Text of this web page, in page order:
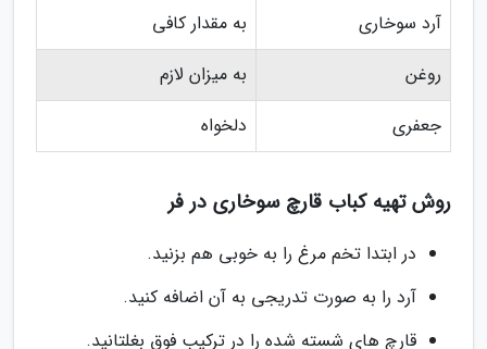
آرد سوخاری
به مقدار کافی
روغن
به میزان لازم
جعفری
دلخواه
روش تهیه کباب قارچ سوخاری در فر
در ابتدا تخم مرغ را به خوبی هم بزنید.
آرد را به صورت تدریجی به آن اضافه کنید.
قارچ های شسته شده را در ترکیب فوق بغلتانید.